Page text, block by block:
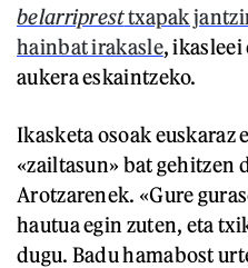
belarripresttxapak
hainbat irakasle, ikasleei
aukera eskaintzeko.
Ikasketa osoak euskaraz
«zailtasun» bat gehitzen
Arotzarenek. «Gure
hautua egin zuten, eta
dugu. Badu hamabost